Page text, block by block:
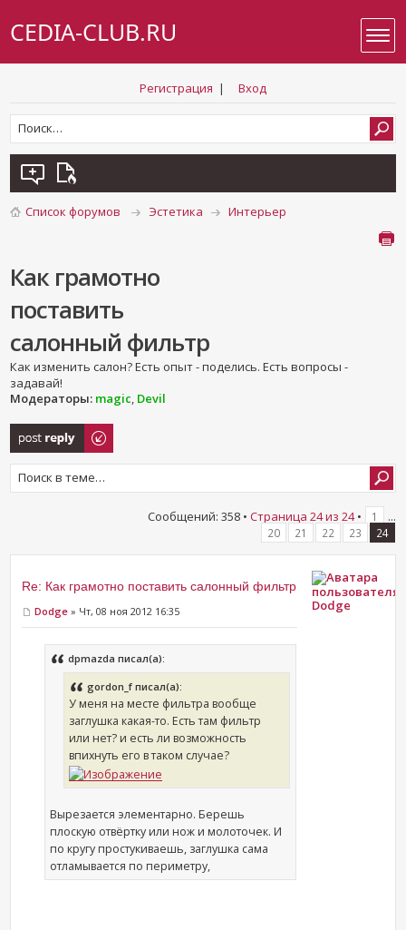
CEDIA-CLUB.RU
Регистрация | Вход
Список форумов Эстетика Интерьер
Как грамотно
поставить
салонный фильтр
Как изменить салон? Есть опыт - поделись. Есть вопросы -
задавай!
Модераторы: magic, Devil
Ответить
Сообщений: 358 • Страница 24из 24• 1 ...
20 21 22 23 24
Re: Как грамотно поставить салонный фильтр
Dodge » Чт, 08 ноя 2012 16:35
dpmazda писал(а):
gordon_f писал(а):
У меня на месте фильтра вообще
заглушка какая-то. Есть там фильтр
или нет? и есть ли возможность
впихнуть его в таком случае?
Вырезается элементарно. Берешь
плоскую отвёртку или нож и молоточек. И
по кругу простукиваешь, заглушка сама
отламывается по периметру,
Dodge